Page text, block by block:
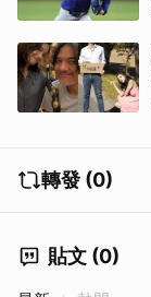
轉發 (0)
貼文 (0)